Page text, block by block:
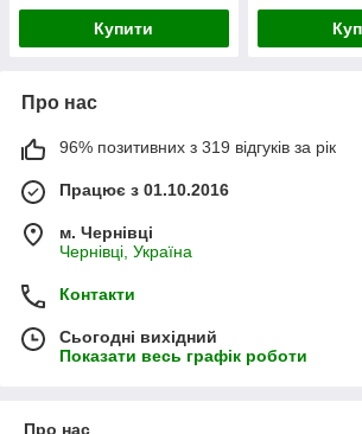
Купити
Про нас
96% позитивних з 319 відгуків за рік
Працює з 01.10.2016
м. Чернівці
Чернівці, Україна
Контакти
Сьогодні вихідний
Показати весь графік роботи
Про нас